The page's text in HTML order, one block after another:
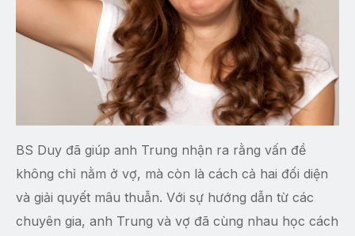
BS Duy đã giúp anh Trung nhận ra rằng vấn đề
không chỉ nằm ở vợ, mà còn là cách cả hai đối diện
và giải quyết mâu thuẫn. Với sự hướng dẫn từ các
chuyên gia, anh Trung và vợ đã cùng nhau học cách